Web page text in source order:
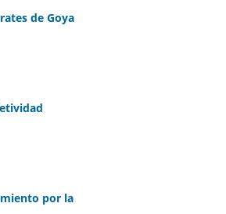
de Goya
por la